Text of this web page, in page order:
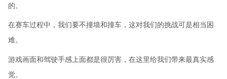
的。
在赛车过程中，我们要不撞墙和撞车，这对我们的挑战可是相当困
难。
游戏画面和驾驶手感上面都是很厉害，在这里给我们带来最真实感
觉。